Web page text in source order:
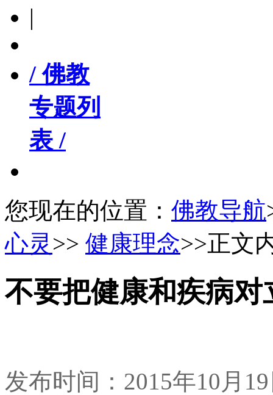
|
/ 佛教
专题列
表 /
您现在的位置： 佛教导航
心灵 >> 健康理念>>正文
不要把健康和疾病对
发布时间：2015年10月